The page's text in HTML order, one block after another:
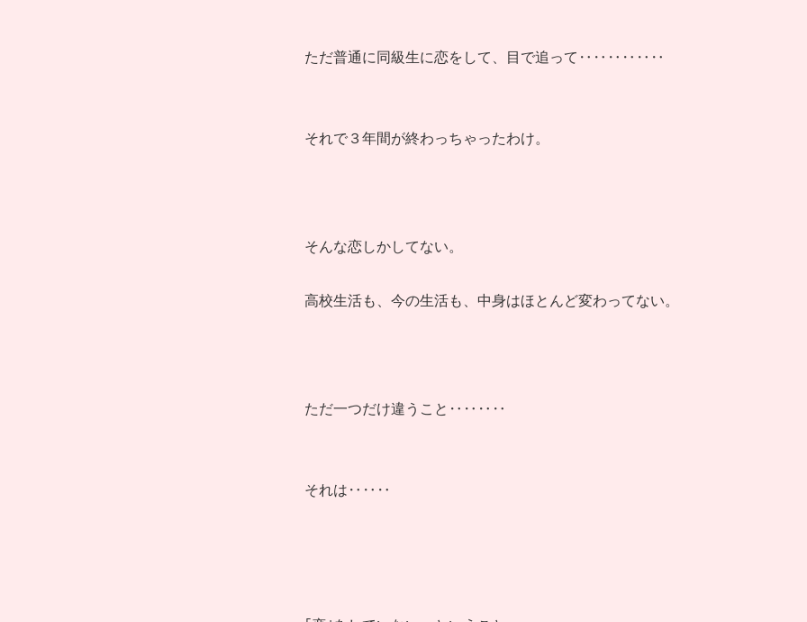
ただ普通に同級生に恋をして、目で追って‥‥‥‥‥‥
それで３年間が終わっちゃったわけ。
そんな恋しかしてない。
高校生活も、今の生活も、中身はほとんど変わってない。
ただ一つだけ違うこと‥‥‥‥
それは‥‥‥